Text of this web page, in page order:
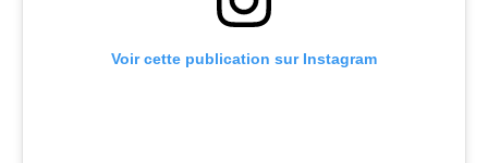
Voir cette publication sur Instagram